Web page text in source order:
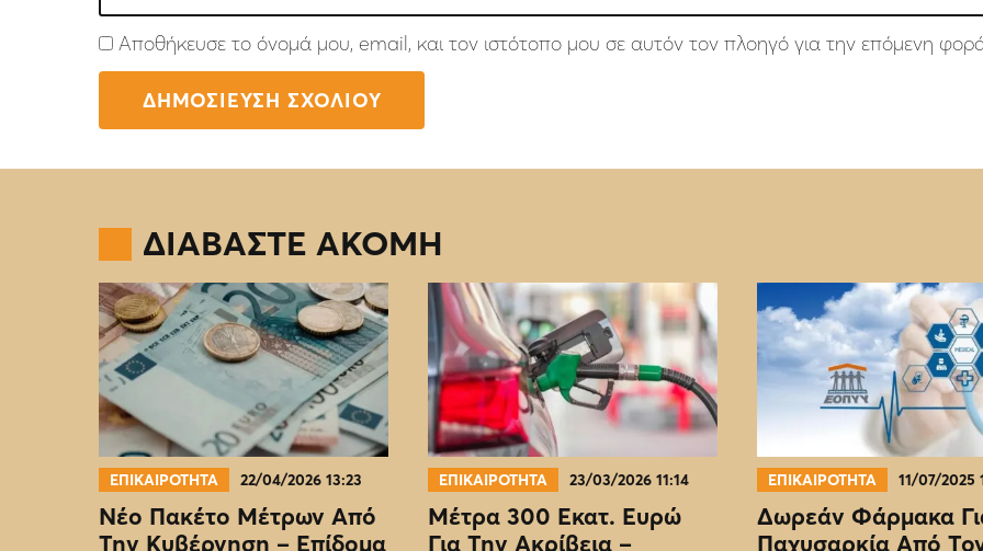
Αποθήκευσε το όνομά μου, email, και τον ιστότοπο μου σε αυτόν τον πλοηγό για την επόμενη
ΔΙΑΒΑΣΤΕ ΑΚΟΜΗ
ΕΠΙΚΑΙΡΟΤΗΤΑ 22/04/2026 13:23
Νέο Πακέτο Μέτρων Από
Την Κυβέρνηση – Επίδομα
ΕΠΙΚΑΙΡΟΤΗΤΑ 23/03/2026 11:14
Μέτρα 300 Εκατ. Ευρώ
Για Την Ακρίβεια –
ΕΠΙΚΑΙΡΟΤΗΤΑ 11/07/2025
Δωρεάν Φάρμακα
Παχυσαρκία Από